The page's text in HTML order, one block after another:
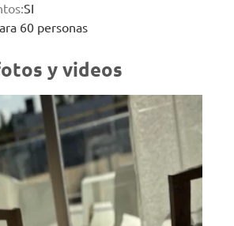
SI
60 personas
y videos